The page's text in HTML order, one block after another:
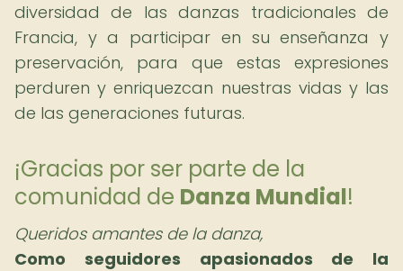
diversidad de las danzas tradicionales de
Francia, y a participar en su enseñanza y
preservación, para que estas expresiones
perduren y enriquezcan nuestras vidas y las
de las generaciones futuras.
¡Gracias por ser parte de la
comunidad de Danza Mundial!
Queridos amantes de la danza,
Como seguidores apasionados de la